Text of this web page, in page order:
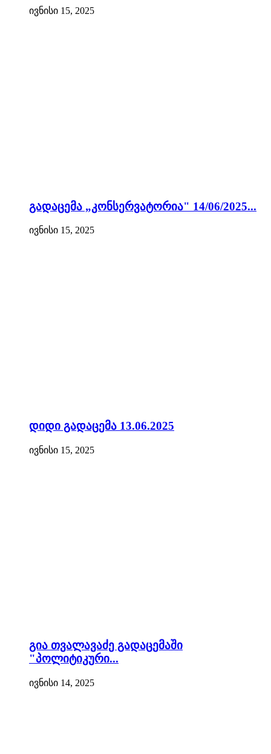
ივნისი 15, 2025
გადაცემა „კონსერვატორია" 14/06/2025...
ივნისი 15, 2025
დიდი გადაცემა 13.06.2025
ივნისი 15, 2025
გია თვალავაძე გადაცემაში
"პოლიტიკური...
ივნისი 14, 2025